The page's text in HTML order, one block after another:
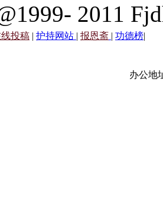
2011
投稿 | 护持网站 | 报恩斋 | 功德榜|
办公地